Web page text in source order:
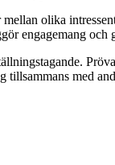
olika
engagemang och
tillsammans med